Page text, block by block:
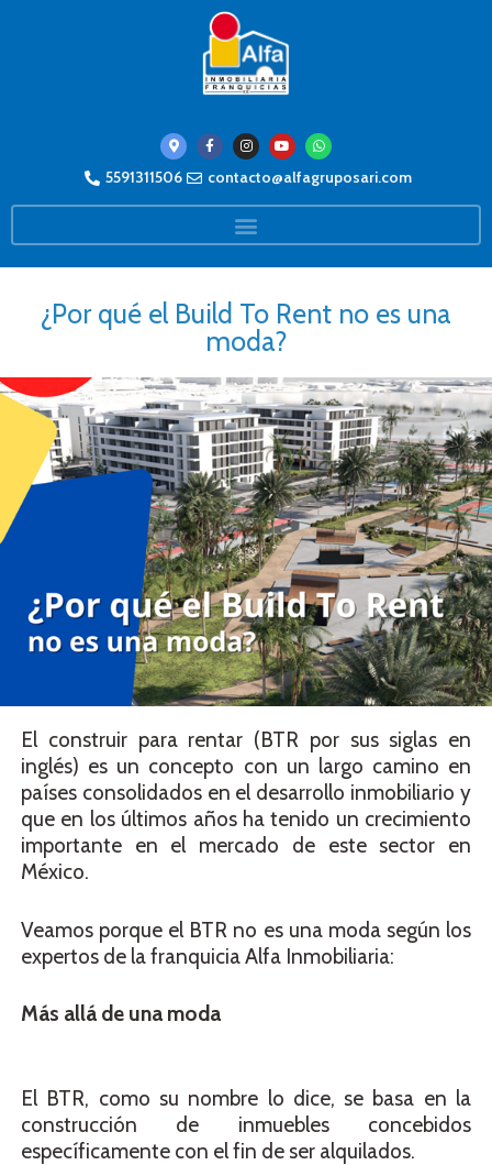
5591311506 contacto@alfagruposari.com
¿Por qué el Build To Rent no es una
moda?
El construir para rentar (BTR por sus siglas en
inglés) es un concepto con un largo camino en
países consolidados en el desarrollo inmobiliario y
que en los últimos años ha tenido un crecimiento
importante en el mercado de este sector en
México.
Veamos porque el BTR no es una moda según los
expertos de la franquicia Alfa Inmobiliaria:
Más allá de una moda
El BTR, como su nombre lo dice, se basa en la
construcción de inmuebles concebidos
específicamente con el fin de ser alquilados.